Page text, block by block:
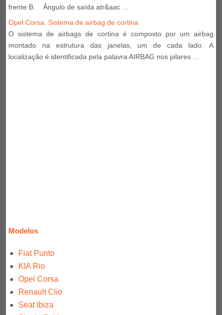
frente B. Ângulo de saída atr&aac ...
Opel Corsa. Sistema de airbag de cortina
O sistema de airbags de cortina é composto por um airbag
montado na estrutura das janelas, um de cada lado. A
localização é identificada pela palavra AIRBAG nos pilares ...
Modelos
Fiat Punto
KIA Rio
Opel Corsa
Renault Clio
Seat Ibiza